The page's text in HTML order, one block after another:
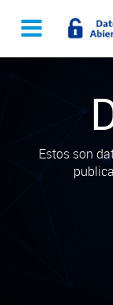
Estos son